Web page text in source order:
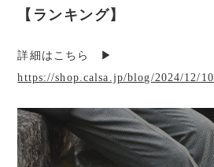
【ランキング】
詳細はこちら ▶︎
https://shop.calsa.jp/blog/2024/12/